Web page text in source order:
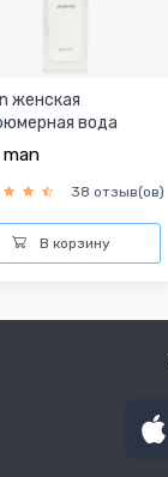
женская
вода
man
38 отзыв(ов)
В корзину